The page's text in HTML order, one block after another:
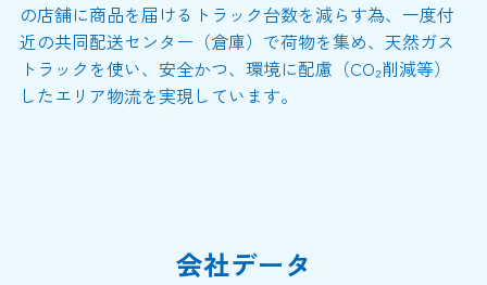
の店舗に商品を届けるトラック台数を減らす為、一度付
近の共同配送センター（倉庫）で荷物を集め、天然ガス
トラックを使い、安全かつ、環境に配慮（CO₂削減等）
したエリア物流を実現しています。
会社データ